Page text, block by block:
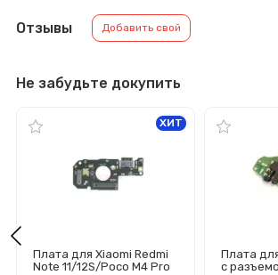
Отзывы Добавить свой
Не забудьте докупить
Плата для Xiaomi Redmi
Note 11/12S/Poco M4 Pro
ХИТ
Плата
с